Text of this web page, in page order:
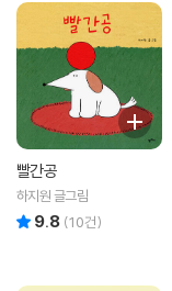
빨간공
하지원 글그림
9.8 (10건)